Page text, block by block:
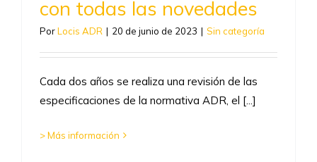
con todas las novedades
PorLocis ADR | 20 de junio de 2023 | Sin categoría
Cada dos años se realiza una revisión de las
especificaciones de la normativa ADR, el [...]
> Más información